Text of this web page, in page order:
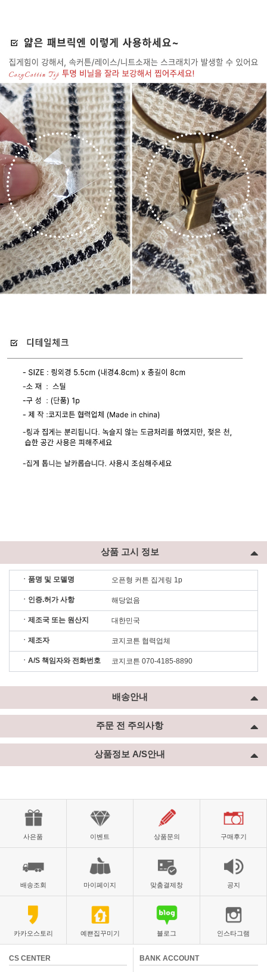
상품 고시 정보
ㆍ품명 및 모델명 오픈형 커튼 집게링 1p
ㆍ인증.허가 사항 해당없음
ㆍ제조국 또는 원산지 대한민국
ㆍ제조자 코지코튼 협력업체
ㆍA/S 책임자와 전화번호 코지코튼 070-4185-8890
배송안내
주문 전 주의사항
상품정보 A/S안내
사은품 이벤트 상품문의 구매후기
배송조회 마이페이지 맞춤결제창 공지
카카오스토리 예쁜집꾸미기 블로그 인스타그램
CS CENTER BANK ACCOUNT